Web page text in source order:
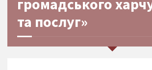
громадського
та послуг»